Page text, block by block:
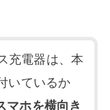
充電器は、本
いているか
マホを横向き